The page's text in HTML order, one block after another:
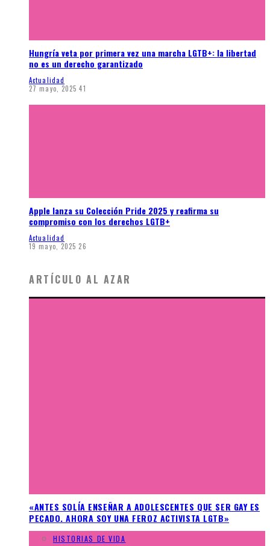
Hungría veta por primera vez una marcha LGTB+: la libertad
no es un derecho garantizado
Actualidad
27 mayo, 2025 41
Apple lanza su Colección Pride 2025 y reafirma su
compromiso con los derechos LGTB+
Actualidad
19 mayo, 2025 26
ARTÍCULO AL AZAR
«ANTES SOLÍA ENSEÑAR A ADOLESCENTES QUE SER GAY ES
PECADO. AHORA SOY UNA FEROZ ACTIVISTA LGTB»
HISTORIAS DE VIDA